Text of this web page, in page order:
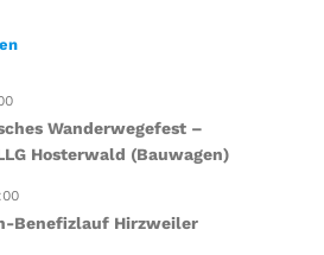
Wanderwegefest –
Hosterwald (Bauwagen)
Benefizlauf Hirzweiler